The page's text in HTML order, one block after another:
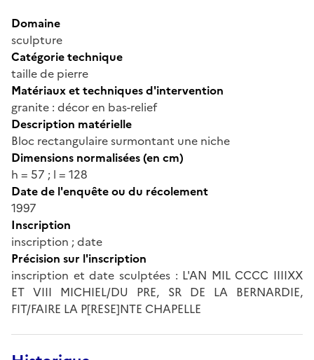
Domaine
sculpture
Catégorie technique
taille de pierre
Matériaux et techniques d'intervention
granite : décor en bas-relief
Description matérielle
Bloc rectangulaire surmontant une niche
Dimensions normalisées (en cm)
h = 57 ; l = 128
Date de l'enquête ou du récolement
1997
Inscription
inscription ; date
Précision sur l'inscription
inscription et date sculptées : L'AN MIL CCCC IIIIXX
ET VIII MICHIEL/DU PRE, SR DE LA BERNARDIE,
FIT/FAIRE LA P[RESE]NTE CHAPELLE